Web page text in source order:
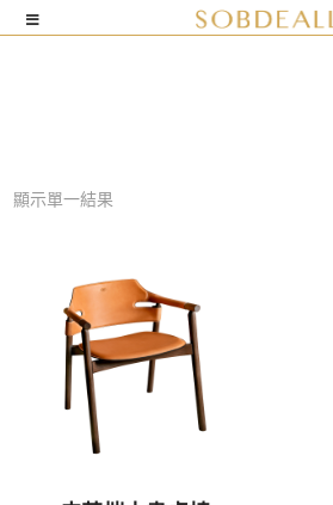
顯示單一結果